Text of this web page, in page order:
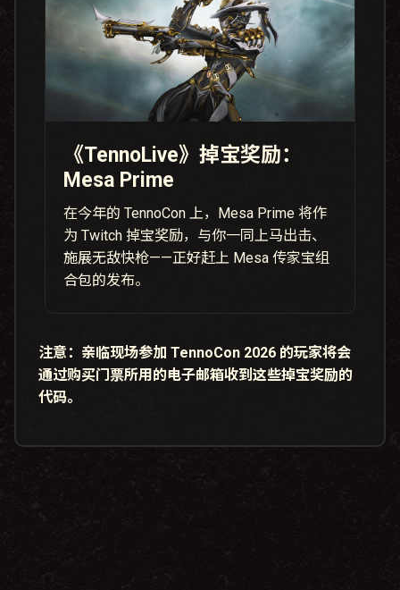
《TennoLive》掉宝奖励：
Mesa Prime
在今年的 TennoCon 上，Mesa Prime 将作
为 Twitch 掉宝奖励，与你一同上马出击、
施展无敌快枪——正好赶上 Mesa 传家宝组
合包的发布。
注意： 亲临现场参加 TennoCon 2026 的玩家将会
通过购买门票所用的电子邮箱收到这些掉宝奖励的
代码。